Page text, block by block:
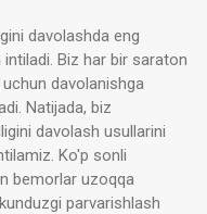
davolashda eng
Biz har bir saraton
davolanishga
Natijada, biz
davolash usullarini
Ko'p sonli
bemorlar uzoqqa
parvarishlash